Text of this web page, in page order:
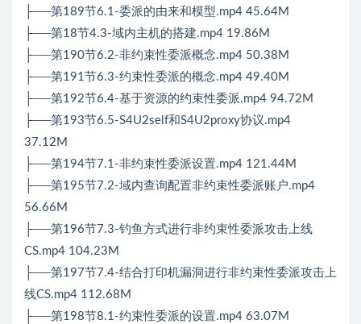
├──第189节6.1-委派的由来和模型.mp4 45.64M
├──第18节4.3-域内主机的搭建.mp4 19.86M
├──第190节6.2-非约束性委派概念.mp4 50.38M
├──第191节6.3-约束性委派的概念.mp4 49.40M
├──第192节6.4-基于资源的约束性委派.mp4 94.72M
├──第193节6.5-S4U2self和S4U2proxy协议.mp4
37.12M
├──第194节7.1-非约束性委派设置.mp4 121.44M
├──第195节7.2-域内查询配置非约束性委派账户.mp4
56.66M
├──第196节7.3-钓鱼方式进行非约束性委派攻击上线
CS.mp4 104.23M
├──第197节7.4-结合打印机漏洞进行非约束性委派攻击上
线CS.mp4 112.68M
├──第198节8.1-约束性委派的设置.mp4 63.07M